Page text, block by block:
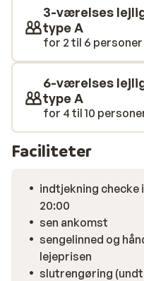
fællesområder. Nyd
slap af i den private
sted for dig, der sætter
bjergenes ro.
3-værelses
type A
for 2 til 6 personer
6-værelses
type A
for 4 til 10
Faciliteter
indtjekning checke
20:00
sen ankomst
sengelinned og
lejeprisen
slutrengøring